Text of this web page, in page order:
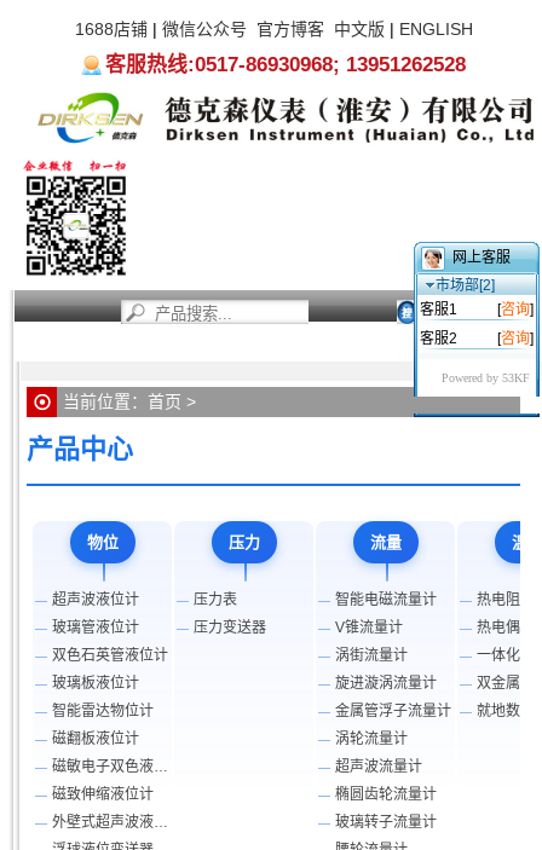
1688店铺| 微信公众号 官方博客 中文版 | ENGLISH
客服热线:0517-86930968; 13951262528
当前位置： 首页 >
产品中心
物位
超声波液位计
玻璃管液位计
双色石英管液位计
玻璃板液位计
智能雷达物位计
磁翻板液位计
磁敏电子双色液位计
磁致伸缩液位计
外壁式超声波液位计
压力
压力表
压力变送器
流量
智能电磁流量计
V锥流量计
涡街流量计
旋进漩涡流量计
金属管浮子流量计
涡轮流量计
超声波流量计
椭圆齿轮流量计
玻璃转子流量计
温度
热电阻
热电偶
一体化温
双金属温
网上客服
市场部[2]
客服1
[咨询]
客服2
[咨询]
Powered by 53KF